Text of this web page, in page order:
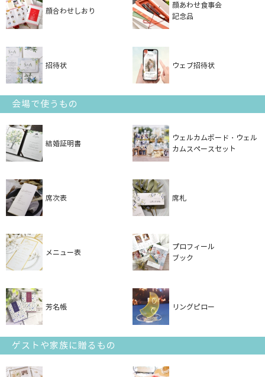
顔合わせしおり
顔あわせ食事会
記念品
招待状 ウェブ招待状
会場で使うもの
結婚証明書
ウェルカムボード・ウェル
カムスペースセット
席次表 席札
メニュー表
プロフィール
ブック
芳名帳 リングピロー
ゲストや家族に贈るもの